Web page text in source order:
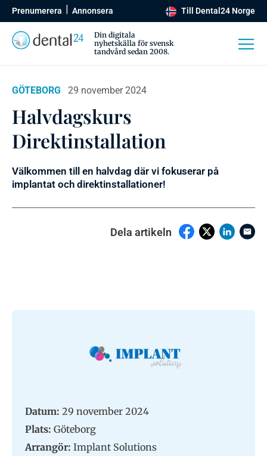
Prenumerera Annonsera Till Dental24 Norge
Din digitala
nyhetskälla för svensk
tandvård sedan 2008.
GÖTEBORG 29 november 2024
Halvdagskurs
Direktinstallation
Välkommen till en halvdag där vi fokuserar på
implantat och direktinstallationer!
Dela artikeln
Datum: 29 november 2024
Plats: Göteborg
Arrangör: Implant Solutions